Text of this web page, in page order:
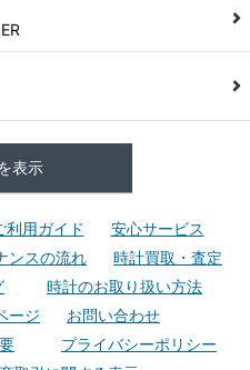
表示
利用ガイド
安心サービス
ンスの流れ
時計買取・査定
時計のお取り扱い方法
ージ
お問い合わせ
プライバシーポリシー